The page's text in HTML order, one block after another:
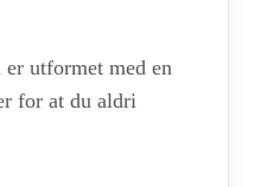
utformet med en
for at du aldri